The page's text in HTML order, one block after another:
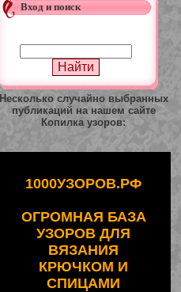
Вход и поиск
Несколько случайно выбранных
публикаций на нашем сайте
Копилка узоров:
1000УЗОРОВ.РФ
ОГРОМНАЯ БАЗА
УЗОРОВ ДЛЯ
ВЯЗАНИЯ
КРЮЧКОМ И
СПИЦАМИ